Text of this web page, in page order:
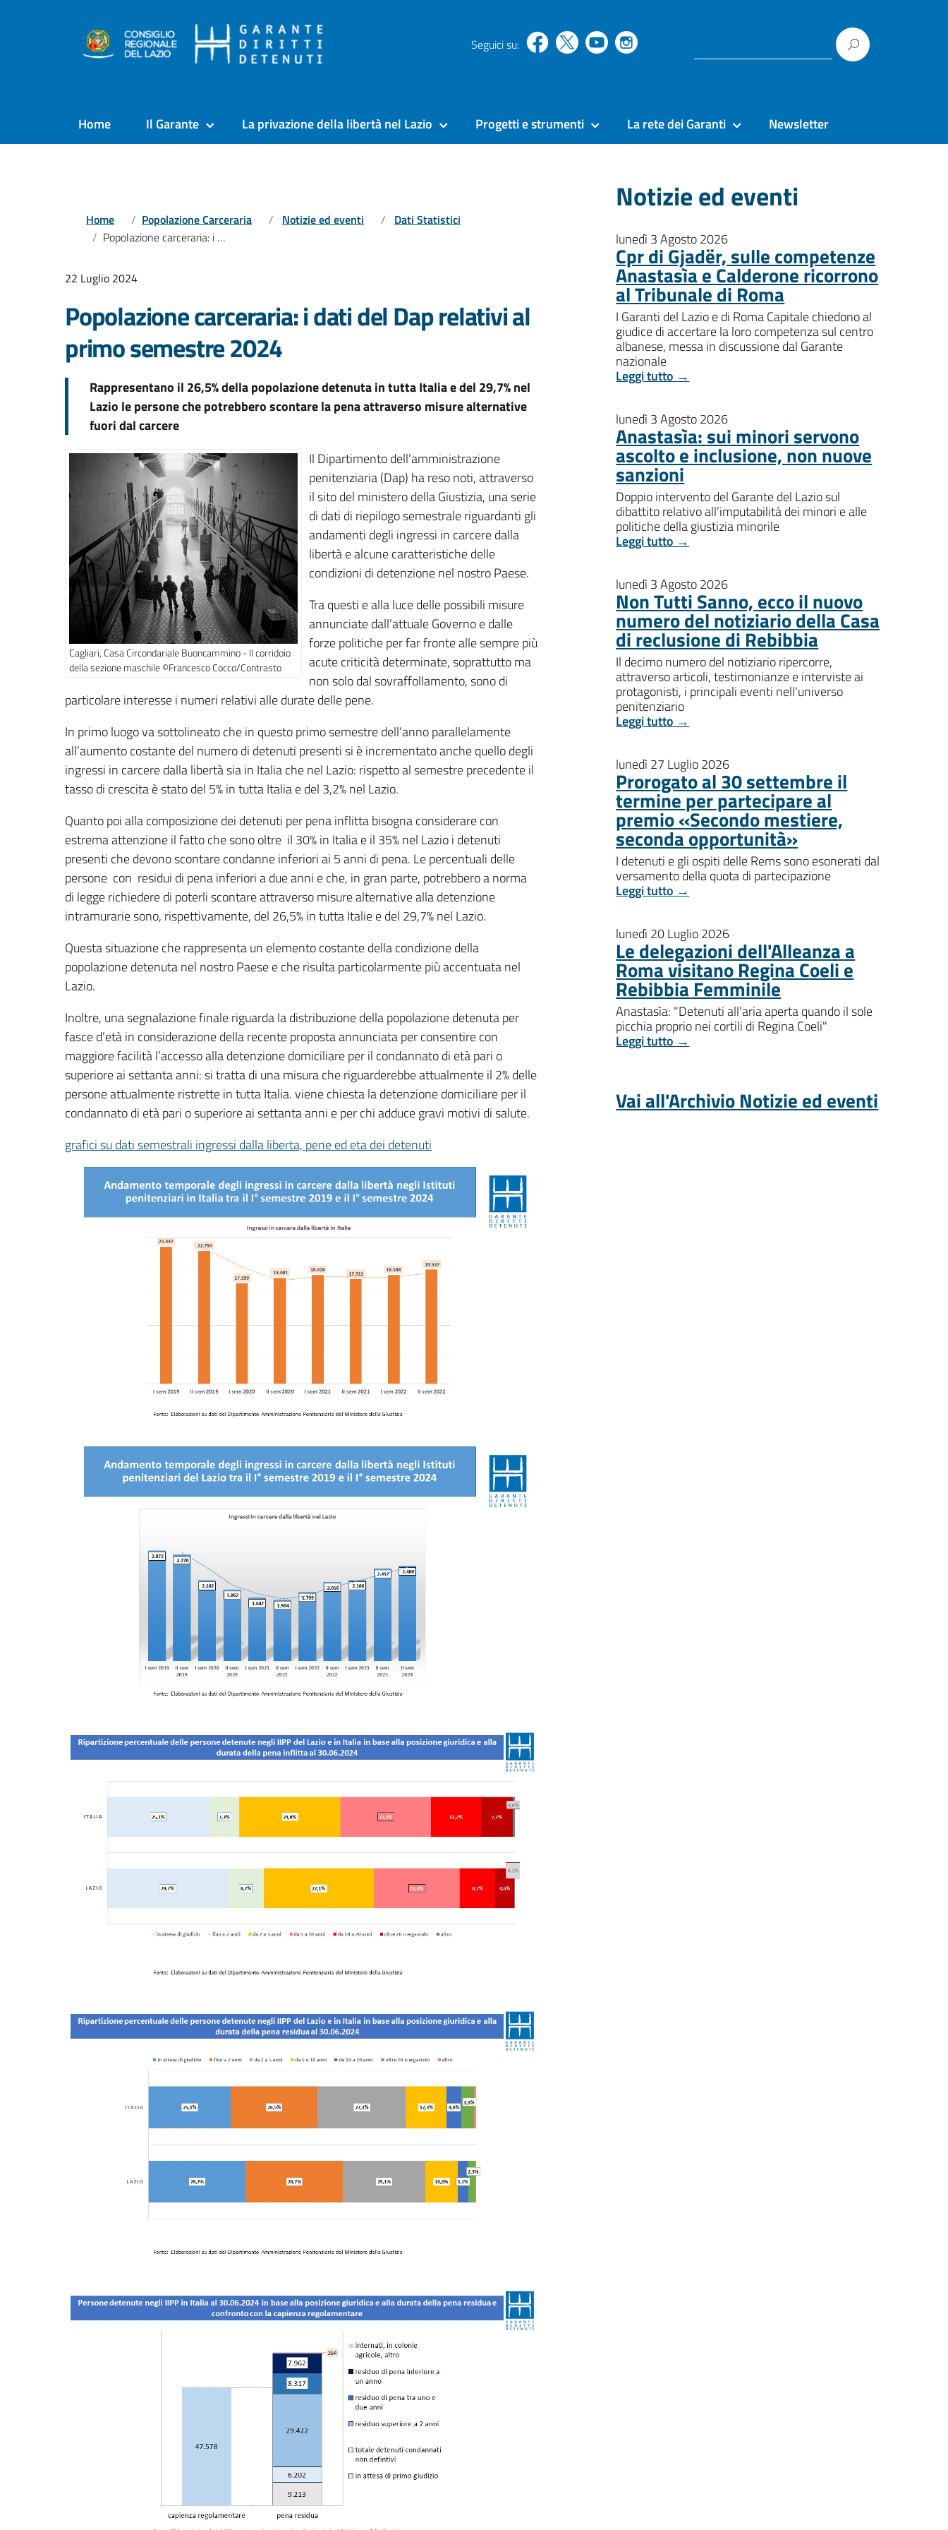
Seguici su:
Home Il Garante La privazione della libertà nel Lazio Progetti e strumenti La rete dei Garanti Newsletter
Home Popolazione Carceraria Notizie ed eventi
Dati Statistici
Popolazione carceraria: i dati del Dap relativi al primo semestre 2024
22 Luglio 2024
Popolazione carceraria: i dati del Dap relativi al
primo semestre 2024
Rappresentano il 26,5% della popolazione detenuta in tutta Italia e del 29,7% nel
Lazio le persone che potrebbero scontare la pena attraverso misure alternative
fuori dal carcere
Cagliari, Casa Circondariale Buoncammino - Il corridoio
della sezione maschile ©Francesco Cocco/Contrasto
Il Dipartimento dell’amministrazione
penitenziaria (Dap) ha reso noti, attraverso
il sito del ministero della Giustizia, una serie
di dati di riepilogo semestrale riguardanti gli
andamenti degli ingressi in carcere dalla
libertà e alcune caratteristiche delle
condizioni di detenzione nel nostro Paese.
Tra questi e alla luce delle possibili misure
annunciate dall’attuale Governo e dalle
forze politiche per far fronte alle sempre più
acute criticità determinate, soprattutto ma
non solo dal sovraffollamento, sono di
particolare interesse i numeri relativi alle durate delle pene.
In primo luogo va sottolineato che in questo primo semestre dell’anno parallelamente
all’aumento costante del numero di detenuti presenti si è incrementato anche quello degli
ingressi in carcere dalla libertà sia in Italia che nel Lazio: rispetto al semestre precedente il
tasso di crescita è stato del 5% in tutta Italia e del 3,2% nel Lazio.
Quanto poi alla composizione dei detenuti per pena inflitta bisogna considerare con
estrema attenzione il fatto che sono oltre il 30% in Italia e il 35% nel Lazio i detenuti
presenti che devono scontare condanne inferiori ai 5 anni di pena. Le percentuali delle
persone con residui di pena inferiori a due anni e che, in gran parte, potrebbero a norma
di legge richiedere di poterli scontare attraverso misure alternative alla detenzione
intramurarie sono, rispettivamente, del 26,5% in tutta Italie e del 29,7% nel Lazio.
Questa situazione che rappresenta un elemento costante della condizione della
popolazione detenuta nel nostro Paese e che risulta particolarmente più accentuata nel
Lazio.
Inoltre, una segnalazione finale riguarda la distribuzione della popolazione detenuta per
fasce d’età in considerazione della recente proposta annunciata per consentire con
maggiore facilità l’accesso alla detenzione domiciliare per il condannato di età pari o
superiore ai settanta anni: si tratta di una misura che riguarderebbe attualmente il 2% delle
persone attualmente ristrette in tutta Italia. viene chiesta la detenzione domiciliare per il
condannato di età pari o superiore ai settanta anni e per chi adduce gravi motivi di salute.
grafici su dati semestrali ingressi dalla liberta, pene ed eta dei detenuti
Notizie ed eventi
lunedì 3 Agosto 2026
Cpr di Gjadër, sulle competenze
Anastasìa e Calderone ricorrono
al Tribunale di Roma
I Garanti del Lazio e di Roma Capitale chiedono al
giudice di accertare la loro competenza sul centro
albanese, messa in discussione dal Garante
nazionale
Leggi tutto →
lunedì 3 Agosto 2026
Anastasìa: sui minori servono
ascolto e inclusione, non nuove
sanzioni
Doppio intervento del Garante del Lazio sul
dibattito relativo all’imputabilità dei minori e alle
politiche della giustizia minorile
Leggi tutto →
lunedì 3 Agosto 2026
Non Tutti Sanno, ecco il nuovo
numero del notiziario della Casa
di reclusione di Rebibbia
Il decimo numero del notiziario ripercorre,
attraverso articoli, testimonianze e interviste ai
protagonisti, i principali eventi nell'universo
penitenziario
Leggi tutto →
lunedì 27 Luglio 2026
Prorogato al 30 settembre il
termine per partecipare al
premio «Secondo mestiere,
seconda opportunità»
I detenuti e gli ospiti delle Rems sono esonerati dal
versamento della quota di partecipazione
Leggi tutto →
lunedì 20 Luglio 2026
Le delegazioni dell'Alleanza a
Roma visitano Regina Coeli e
Rebibbia Femminile
Anastasìa: "Detenuti all'aria aperta quando il sole
picchia proprio nei cortili di Regina Coeli"
Leggi tutto →
Vai all'Archivio Notizie ed eventi